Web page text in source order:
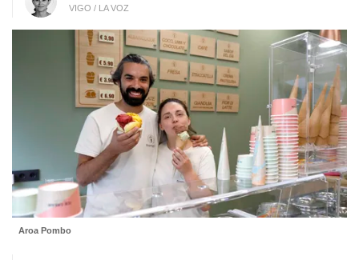
VIGO / LA VOZ
Aroa Pombo